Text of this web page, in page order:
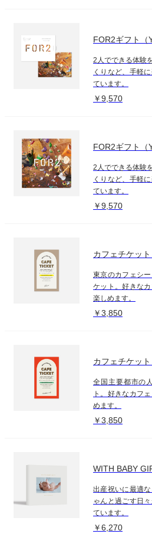
FOR2ギフト（
2人でできる体験
くりなど、手軽
ています。
￥9,570
FOR2ギフト（
2人でできる体験
くりなど、手軽
ています。
￥9,570
カフェチケッ
東京のカフェシ
ケット。好きな
楽しめます。
￥3,850
カフェチケッ
全国主要都市の
ト。好きなカフ
めます。
￥3,850
WITH BABY
出産祝いに最適
ゃんと過ごす日
ています。
￥6,270